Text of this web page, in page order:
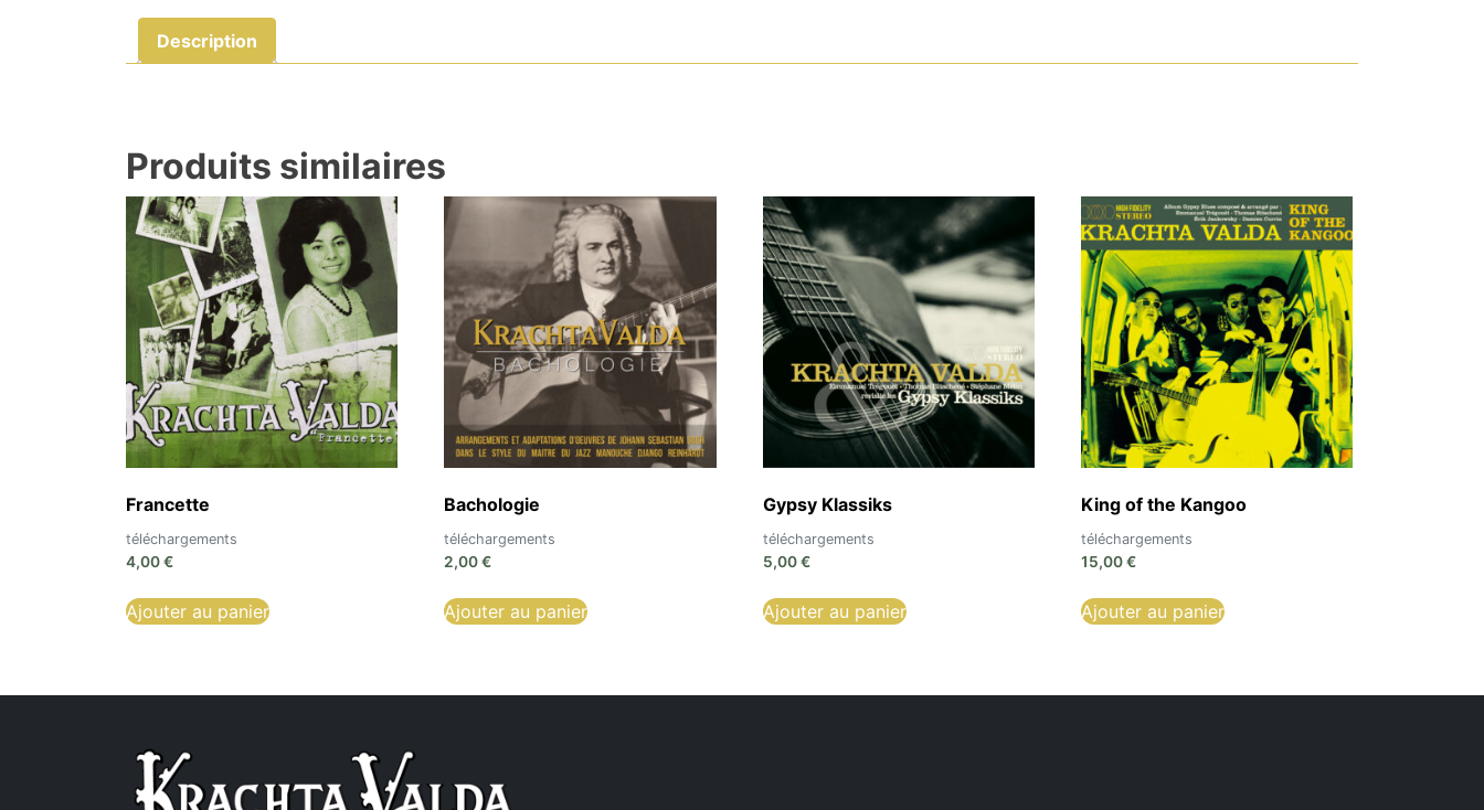
Description
Produits similaires
Francette
téléchargements
4,00€
Ajouter au panier
Bachologie
téléchargements
2,00€
Ajouter au panier
Gypsy Klassiks
téléchargements
5,00€
Ajouter au panier
King of the Kangoo
téléchargements
15,00€
Ajouter au panier